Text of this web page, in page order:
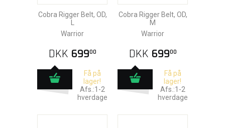
Cobra Rigger Belt, OD,
Warrior
DKK 69900
Få på
lager!
Afs.:1-2
hverdage
Cobra Rigger Belt, OD,
M
Warrior
DKK 69900
Få på
lager!
Afs.:1-2
hverdage